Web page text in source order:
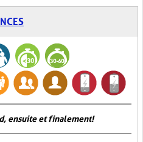
ensuite et finalement!